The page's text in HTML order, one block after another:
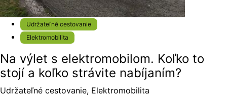
Udržateľné cestovanie
Elektromobilita
Na výlet s elektromobilom. Koľko to
stojí a koľko strávite nabíjaním?
Udržateľné cestovanie, Elektromobilita